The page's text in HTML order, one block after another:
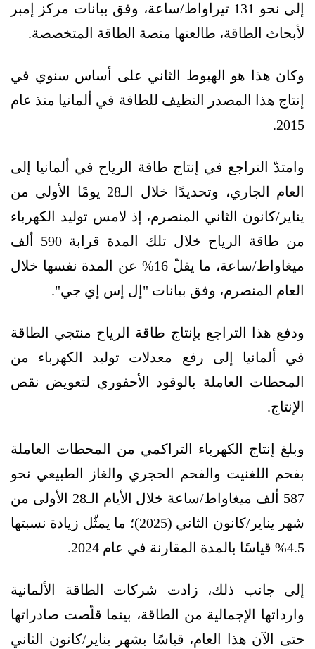
إلى نحو 131 تيراواط/ساعة، وفق بيانات مركز إمبر
لأبحاث الطاقة، طالعتها منصة الطاقة المتخصصة.
وكان هذا هو الهبوط الثاني على أساس سنوي في
إنتاج هذا المصدر النظيف للطاقة في ألمانيا منذ عام
2015.
وامتدّ التراجع في إنتاج طاقة الرياح في ألمانيا إلى
العام الجاري، وتحديدًا خلال الـ28 يومًا الأولى من
يناير/كانون الثاني المنصرم، إذ لامس توليد الكهرباء
من طاقة الرياح خلال تلك المدة قرابة 590 ألف
ميغاواط/ساعة، ما يقلّ 16% عن المدة نفسها خلال
العام المنصرم، وفق بيانات "إل إس إي جي".
ودفع هذا التراجع بإنتاج طاقة الرياح منتجي الطاقة
في ألمانيا إلى رفع معدلات توليد الكهرباء من
المحطات العاملة بالوقود الأحفوري لتعويض نقص
الإنتاج.
وبلغ إنتاج الكهرباء التراكمي من المحطات العاملة
بفحم اللغنيت والفحم الحجري والغاز الطبيعي نحو
587 ألف ميغاواط/ساعة خلال الأيام الـ28 الأولى من
شهر يناير/كانون الثاني (2025)؛ ما يمثّل زيادة نسبتها
4.5% قياسًا بالمدة المقارنة في عام 2024.
إلى جانب ذلك، زادت شركات الطاقة الألمانية
وارداتها الإجمالية من الطاقة، بينما قلّصت صادراتها
حتى الآن هذا العام، قياسًا بشهر يناير/كانون الثاني